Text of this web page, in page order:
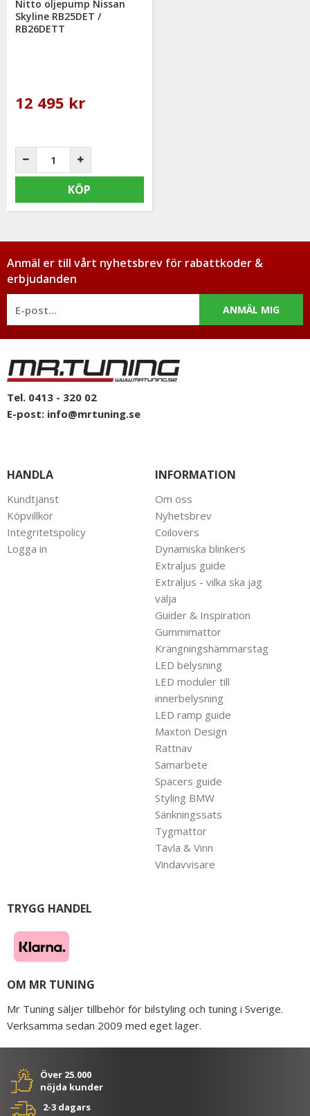
Nitto oljepump Nissan
Skyline RB25DET /
RB26DETT
12 495 kr
KÖP
Anmäl er till vårt nyhetsbrev för rabattkoder &
erbjudanden
ANMÄL MIG
Tel. 0413 - 320 02
E-post: info@mrtuning.se
HANDLA
Kundtjänst
Köpvillkor
Integritetspolicy
Logga in
INFORMATION
Om oss
Nyhetsbrev
Coilovers
Dynamiska blinkers
Extraljus guide
Extraljus - vilka ska jag
välja
Guider & Inspiration
Gummimattor
Krängningshämmarstag
LED belysning
LED moduler till
innerbelysning
LED ramp guide
Maxton Design
Rattnav
Samarbete
Spacers guide
Styling BMW
Sänkningssats
Tygmattor
Tävla & Vinn
Vindavvisare
TRYGG HANDEL
OM MR TUNING
Mr Tuning säljer tillbehör för bilstyling och tuning i Sverige.
Verksamma sedan 2009 med eget lager.
Över 25.000
nöjda kunder
2-3 dagars